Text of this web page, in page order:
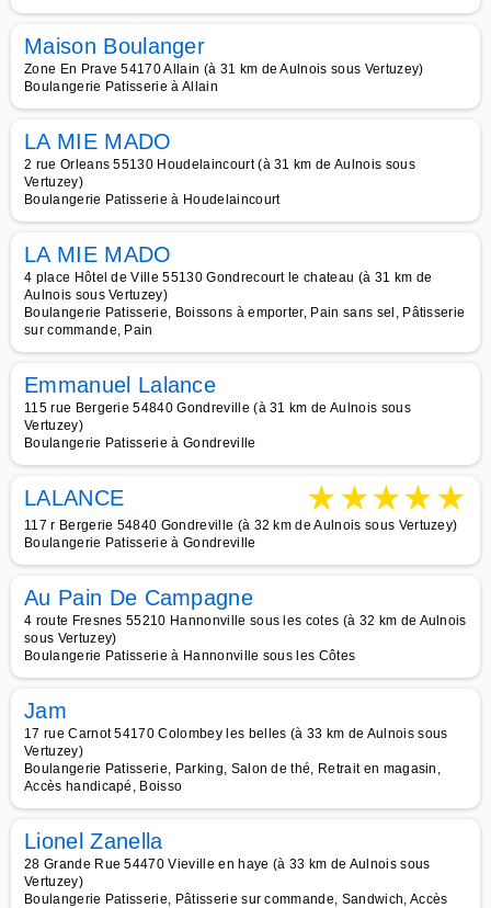
Maison Boulanger
Zone En Prave 54170 Allain (à 31 km de Aulnois sous Vertuzey)
Boulangerie Patisserie à Allain
LA MIE MADO
2 rue Orleans 55130 Houdelaincourt (à 31 km de Aulnois sous
Vertuzey)
Boulangerie Patisserie à Houdelaincourt
LA MIE MADO
4 place Hôtel de Ville 55130 Gondrecourt le chateau (à 31 km de
Aulnois sous Vertuzey)
Boulangerie Patisserie, Boissons à emporter, Pain sans sel, Pâtisserie
sur commande, Pain
Emmanuel Lalance
115 rue Bergerie 54840 Gondreville (à 31 km de Aulnois sous
Vertuzey)
Boulangerie Patisserie à Gondreville
LALANCE ★★★★★
117 r Bergerie 54840 Gondreville (à 32 km de Aulnois sous Vertuzey)
Boulangerie Patisserie à Gondreville
Au Pain De Campagne
4 route Fresnes 55210 Hannonville sous les cotes (à 32 km de Aulnois
sous Vertuzey)
Boulangerie Patisserie à Hannonville sous les Côtes
Jam
17 rue Carnot 54170 Colombey les belles (à 33 km de Aulnois sous
Vertuzey)
Boulangerie Patisserie, Parking, Salon de thé, Retrait en magasin,
Accès handicapé, Boisso
Lionel Zanella
28 Grande Rue 54470 Vieville en haye (à 33 km de Aulnois sous
Vertuzey)
Boulangerie Patisserie, Pâtisserie sur commande, Sandwich, Accès